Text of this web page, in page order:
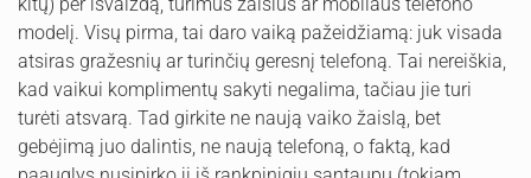
modelį. Visų pirma, tai daro vaiką pažeidžiamą: juk visada
atsiras gražesnių ar turinčių geresnį telefoną. Tai nereiškia,
kad vaikui komplimentų sakyti negalima, tačiau jie turi
turėti atsvarą. Tad girkite ne naują vaiko žaislą, bet
gebėjimą juo dalintis, ne naują telefoną, o faktą, kad